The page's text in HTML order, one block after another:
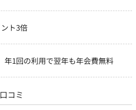
ト3倍
年1回の利用で翌年も年会費無料
コミ